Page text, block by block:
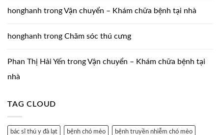
honghanh trongVận chuyển – Khám chữa bệnh tại nhà
honghanh trong Chăm sóc thú cưng
Phan Thị Hải Yến trongVận chuyển – Khám chữa bệnh tại
nhà
TAG CLOUD
bác sĩ thú y đà lạt bệnh chó mèo bệnh truyền nhiễm chó mèo